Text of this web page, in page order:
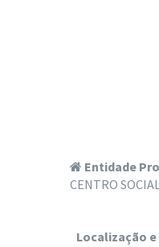
Entidade
CENTRO
Localização